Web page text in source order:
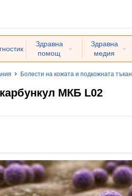
Здравна
помощ
Здравна
медия
Болести на кожата и подкожната тъкан
МКБ L02